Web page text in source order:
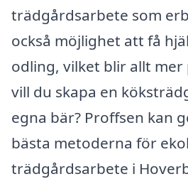
trädgårdsarbete som
också möjlighet att få
odling, vilket blir allt mer
vill du skapa en
egna bär? Proffsen kan
bästa metoderna för
trädgårdsarbete i